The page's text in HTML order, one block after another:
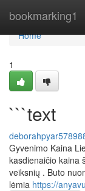
bookmarking1
Home
Home
1
```text
Gyvenimo Kaina
kasdienaičio kaina
veiksnių . Buto
lėmia https://